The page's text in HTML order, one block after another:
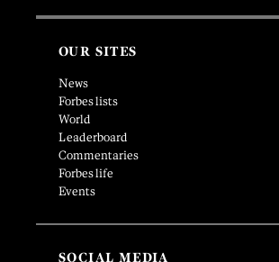
OUR SITES
News
Forbes lists
World
Leaderboard
Commentaries
Forbes life
Events
SOCIAL MEDIA